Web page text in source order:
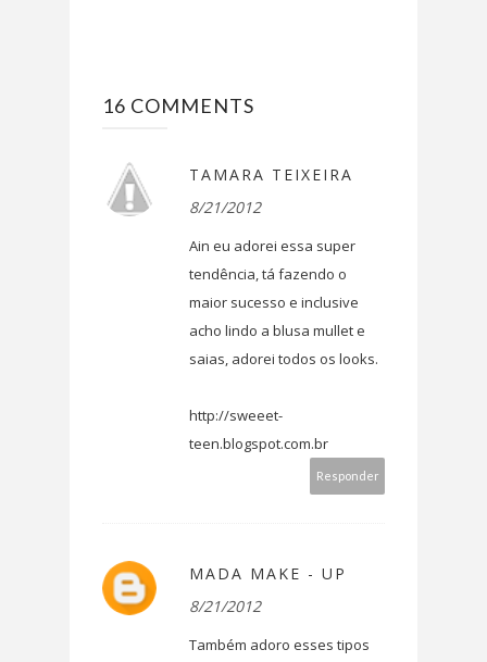
16 COMMENTS
TAMARA TEIXEIRA
8/21/2012
Ain eu adorei essa super
tendência, tá fazendo o
maior sucesso e inclusive
acho lindo a blusa mullet e
saias, adorei todos os looks.
http://sweeet-
teen.blogspot.com.br
Responder
MADA MAKE - UP
8/21/2012
Também adoro esses tipos